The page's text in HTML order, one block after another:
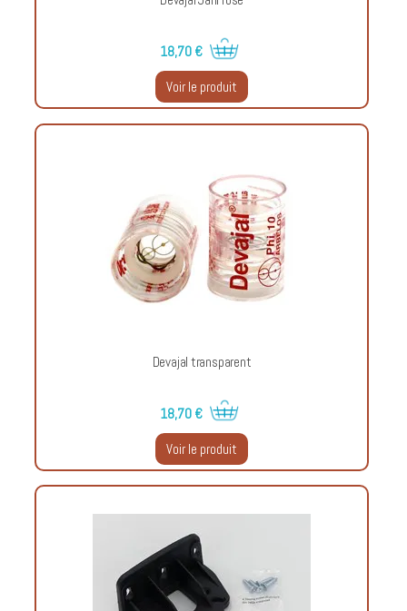
18,70 €
Voir le produit
Devajal transparent
18,70 €
Voir le produit